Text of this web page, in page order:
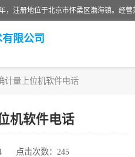
限公司
计量上位机软件电话
机软件电话
点击次数：245